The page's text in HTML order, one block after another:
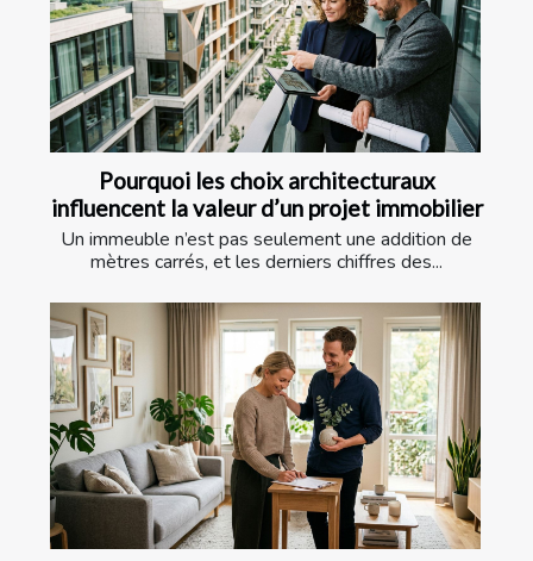
Pourquoi les choix architecturaux
influencent la valeur d’un projet immobilier
Un immeuble n’est pas seulement une addition de
mètres carrés, et les derniers chiffres des...